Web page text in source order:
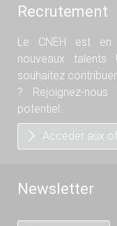
Recrutement
Le CNEH est
nouveaux
souhaitez
? Rejoignez-
potentiel.
Accéder aux
Newsletter